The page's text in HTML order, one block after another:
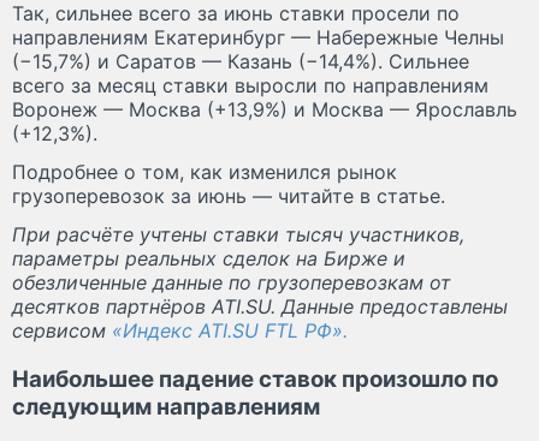
Так, сильнее всего за июнь ставки просели по
направлениям Екатеринбург — Набережные Челны
(−15,7%) и Саратов — Казань (−14,4%). Сильнее
всего за месяц ставки выросли по направлениям
Воронеж — Москва (+13,9%) и Москва — Ярославль
(+12,3%).
Подробнее о том, как изменился рынок
грузоперевозок за июнь — читайте в статье.
При расчёте учтены ставки тысяч участников,
параметры реальных сделок на Бирже и
обезличенные данные по грузоперевозкам от
десятков партнёров ATI.SU. Данные предоставлены
сервисом «Индекс ATI.SU FTL РФ».
Наибольшее падение ставок произошло по
следующим направлениям